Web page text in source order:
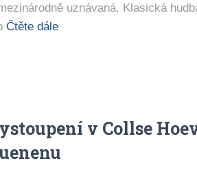
uznávaná. Klasická
Čtěte dále
v Collse